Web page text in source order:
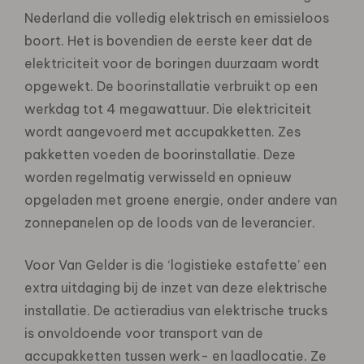
Nederland die volledig elektrisch en emissieloos
boort. Het is bovendien de eerste keer dat de
elektriciteit voor de boringen duurzaam wordt
opgewekt. De boorinstallatie verbruikt op een
werkdag tot 4 megawattuur. Die elektriciteit
wordt aangevoerd met accupakketten. Zes
pakketten voeden de boorinstallatie. Deze
worden regelmatig verwisseld en opnieuw
opgeladen met groene energie, onder andere van
zonnepanelen op de loods van de leverancier.
Voor Van Gelder is die ‘logistieke estafette’ een
extra uitdaging bij de inzet van deze elektrische
installatie. De actieradius van elektrische trucks
is onvoldoende voor transport van de
accupakketten tussen werk- en laadlocatie. Ze